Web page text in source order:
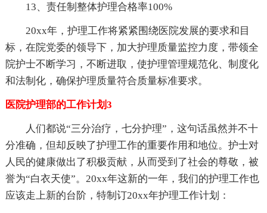
13、责任制整体护理合格率100%
20xx年，护理工作将紧紧围绕医院发展的要求和目
标，在院党委的领导下，加大护理质量监控力度，带领全
院护士不断学习，不断进取，使护理管理规范化、制度化
和法制化，确保护理质量符合质量标准要求。
医院护理部的工作计划3
人们都说“三分治疗，七分护理”，这句话虽然并不十
分准确，但却反映了护理工作的重要作用和地位。护士对
人民的健康做出了积极贡献，从而受到了社会的尊敬，被
誉为“白衣天使”。20xx年这新的一年，我们的护理工作也
应该走上新的台阶，特制订20xx年护理工作计划：